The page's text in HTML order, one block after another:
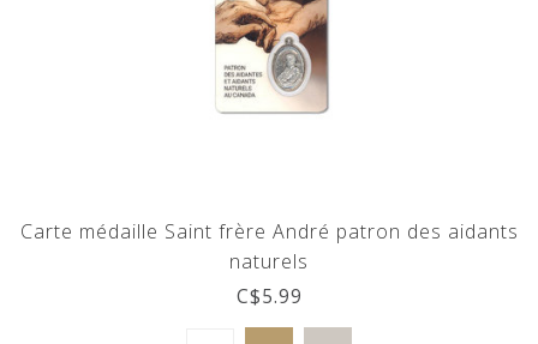
Carte médaille Saint frère André patron des aidants
naturels
C$5.99